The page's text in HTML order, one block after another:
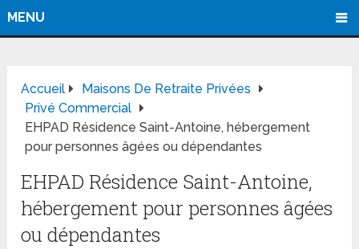
MENU
Accueil
Maisons De Retraite Privées
Privé Commercial
EHPAD Résidence Saint-Antoine, hébergement
pour personnes âgées ou dépendantes
EHPAD Résidence Saint-Antoine,
hébergement pour personnes âgées
ou dépendantes